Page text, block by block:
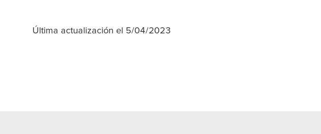
Última actualización el 5/04/2023